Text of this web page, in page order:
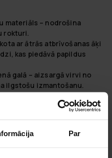
Par
materiāls – nodrošina
rokturi.
ar ātrās atbrīvošanas āķi
kas piedāvā papildus
galā – aizsargā virvi no
ilgstošu izmantošanu.
virve ir viegli
vietu glabāšanas laikā.
įranga; mes iš naujo